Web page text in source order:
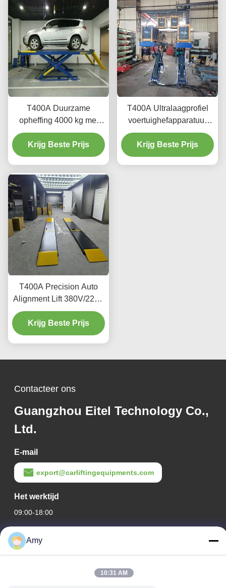
T400A Duurzame
opheffing 4000 kg met
gladde opheffing
Krijg Beste Prijs
T400A Ultralaagprofiel
voertuighefapparatuur
voor uitlijning en
onderhoud
Krijg Beste Prijs
T400A Precision Auto
Alignment Lift 380V/220V
met laag profielontwerp
Krijg Beste Prijs
Contacteer ons
Guangzhou Eitel Technology Co.,
Ltd.
E-mail
export@carliftingequipments.com
Het werktijd
09:00-18:00
Ons adres
Bedrijfsadres
Nationale weg 106, Huadu-district, Guangzhou
Amy
10:31 AM